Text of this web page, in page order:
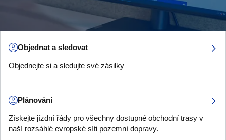
Objednat a sledovat
Objednejte si a sledujte své zásilky
Plánování
Získejte jízdní řády pro všechny dostupné obchodní trasy v
naší rozsáhlé evropské síti pozemní dopravy.